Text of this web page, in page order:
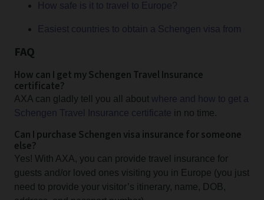
How safe is it to travel to Europe?
Easiest countries to obtain a Schengen visa from
FAQ
How can I get my Schengen Travel Insurance
certificate?
AXA can gladly tell you all about where and how to get a
Schengen Travel Insurance certificate in no time.
Can I purchase Schengen visa insurance for someone
else?
Yes! With AXA, you can provide travel insurance for
guests and/or loved ones visiting you in Europe (you just
need to provide your visitor’s itinerary, name, DOB,